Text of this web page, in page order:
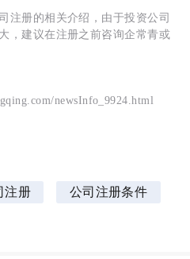
册的相关介绍，由于投资公司
，建议在注册之前咨询企常青或
newsInfo_9924.html
注册 公司注册条件